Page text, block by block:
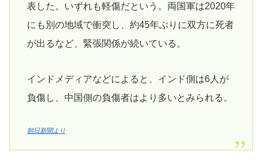
表した。いずれも軽傷だという。両国軍は2020年
にも別の地域で衝突し、約45年ぶりに双方に死者
が出るなど、緊張関係が続いている。
インドメディアなどによると、インド側は6人が
負傷し、中国側の負傷者はより多いとみられる。
朝日新聞より